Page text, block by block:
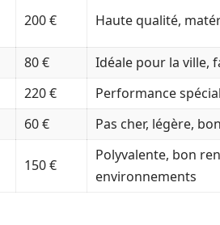
200 € Haute qualité,
80 €
Idéale pour la ville,
220 €
Performance
60 € Pas cher, légère,
150 €
Polyvalente, bon
environnements